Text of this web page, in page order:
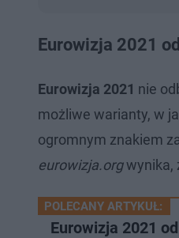
Eurowizja 2021
Eurowizja 2021 nie
możliwe warianty, w
ogromnym znakiem
eurowizja.orgwynika,
POLECANY ARTYKUŁ:
Eurowizja 2021